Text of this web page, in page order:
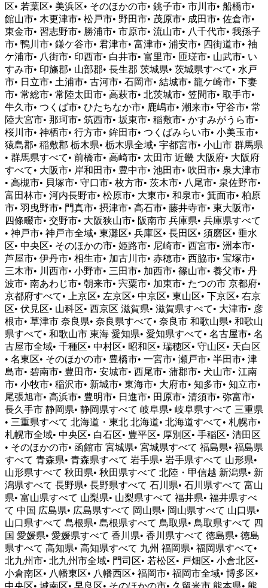
区• 若葉区• 美浜区• そのほかの市• 銚子市• 市川市• 船橋市•
館山市• 木更津市• 松戸市• 野田市• 茂原市• 成田市• 佐倉市•
東金市• 習志野市• 勝浦市• 市原市• 流山市• 八千代市• 我孫子
市• 鴨川市• 鎌ケ谷市• 君津市• 富津市• 浦安市• 四街道市• 袖
ケ浦市• 八街市• 印西市• 白井市• 富里市• 匝瑳市• 山武市• い
すみ市• 印旛郡• 山部郡• 長生郡 茨城県• 茨城県すべて• 水戸
市• 日立市• 土浦市• 古河市• 石岡市• 結城市• 龍ケ崎市• 下妻
市• 常総市• 常陸太田市• 高萩市• 北茨城市• 笠間市• 取手市•
牛久市• つくば市• ひたちなか市• 鹿嶋市• 潮来市• 守谷市• 常
陸大宮市• 那珂市• 筑西市• 坂東市• 稲敷市• かすみがうら市•
桜川市• 神栖市• 行方市• 鉾田市• つくばみらい市• 小美玉市•
猿島郡• 稲敷郡 栃木県• 栃木県全域• 宇都宮市• 小山市 群馬県
• 群馬県すべて• 前橋市• 高崎市• 太田市 近畿 大阪府• 大阪府
すべて• 大阪市• 岸和田市• 豊中市• 池田市• 吹田市• 泉大津市
• 高槻市• 貝塚市• 守口市• 枚方市• 茨木市• 八尾市• 泉佐野市•
富田林市• 河内長野市• 松原市• 大東市• 和泉市• 箕面市• 柏原
市• 羽曳野市• 門真市• 摂津市• 高石市• 藤井寺市• 東大阪市•
四條畷市• 交野市• 大阪狭山市• 阪南市 兵庫県• 兵庫県すべて
• 神戸市• 神戸市全域• 東灘区• 兵庫区• 長田区• 須磨区• 垂水
区• 中央区• そのほかの市• 姫路市• 尼崎市• 西宮市• 洲本市•
芦屋市• 伊丹市• 相生市• 加古川市• 赤穂市• 西脇市• 宝塚市•
三木市• 川西市• 小野市• 三田市• 加西市• 篠山市• 養父市• 丹
波市• 南あわじ市• 朝来市• 宍粟市• 加東市• たつの市 京都府•
京都府すべて• 上京区• 左京区• 中京区• 東山区• 下京区• 右京
区• 伏見区• 山科区• 西京区 滋賀県• 滋賀県すべて• 大津市• 彦
根市• 草津市 奈良県• 奈良県すべて• 奈良市 和歌山県• 和歌山
県すべて• 和歌山市 東海 愛知県• 愛知県すべて• 名古屋市• 名
古屋市全域• 千種区• 中村区• 昭和区• 瑞穂区• 守山区• 天白区
• 名東区• そのほかの市• 豊橋市• 一宮市• 瀬戸市• 半田市• 津
島市• 碧南市• 豊田市• 安城市• 西尾市• 蒲郡市• 犬山市• 江南
市• 小牧市• 稲沢市• 新城市• 東海市• 大府市• 知多市• 知立市•
尾張旭市• 高浜市• 豊明市• 日進市• 田原市• 清須市• 弥富市•
長久手市 静岡県• 静岡県すべて 岐阜県• 岐阜県すべて 三重県
• 三重県すべて 北海道・東北 北海道• 北海道すべて• 札幌市•
札幌市全域• 中央区• 白石区• 豊平区• 厚別区• 手稲区• 清田区
• そのほかの市• 函館市 宮城県• 宮城県すべて 福島県• 福島県
すべて 青森県• 青森県すべて 岩手県• 岩手県すべて 山形県•
山形県すべて 秋田県• 秋田県すべて 北陸・甲信越 新潟県• 新
潟県すべて 長野県• 長野県すべて 石川県• 石川県すべて 富山
県• 富山県すべて 山梨県• 山梨県すべて 福井県• 福井県すべ
て 中国 広島県• 広島県すべて 岡山県• 岡山県すべて 山口県•
山口県すべて 島根県• 島根県すべて 鳥取県• 鳥取県すべて 四
国 愛媛県• 愛媛県すべて 香川県• 香川県すべて 徳島県• 徳島
県すべて 高知県• 高知県すべて 九州 福岡県• 福岡県すべて•
北九州市• 北九州市全域• 門司区• 若松区• 戸畑区• 小倉北区•
小倉南区• 八幡東区• 八幡西区• 福岡市• 福岡市全域• 博多区•
中央区• 城南区• 早良区• そのほかの市• 久留米市 熊本県• 熊